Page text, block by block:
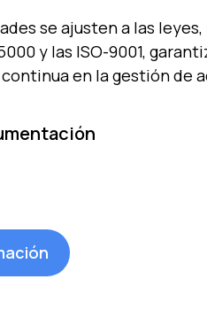
se ajusten a las
y las ISO-9001,
en la gestión de
e informes,
eficientes para
Evita sanciones,
de carbono y cumple con